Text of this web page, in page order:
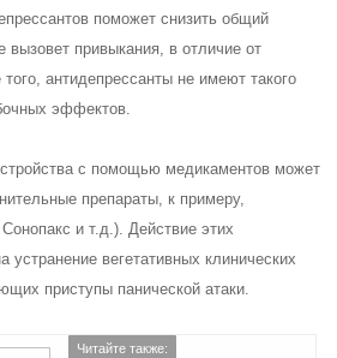
поможет снизить общий
вызовет привыкания, в отличие от
антидепрессанты не имеют такого
эффектов.
с помощью медикаментов может
препараты, к примеру,
и т.д.). Действие этих
устранение вегетативных клинических
приступы панической атаки.
Читайте также: